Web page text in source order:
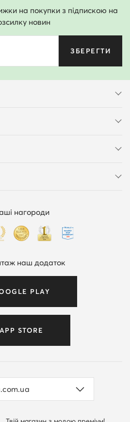
на покупки з підпискою на
новин
ЗБЕРЕГТИ
нагороди
наш додаток
PLAY
APP STORE